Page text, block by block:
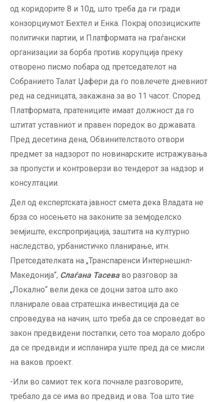
од коридорите 8 и 10д, што треба да ги гради
конзорциумот Бехтел и Енка. Покрај опозициските
политички партии, и Платформата на граѓански
организации за борба против корупција преку
отворено писмо побара од претседателот на
Собранието Талат Џафери да го повлечете дневниот
ред на седницата, закажана за во 11 часот. Според
Платформата, пратениците имаат должност да го
штитат уставниот и правен поредок во државата.
Пред десетина дена, Обвинителството отвори
предмет за надзорот по новинарските истражувања
за пропусти и контроверзи во тендерот за надзор и
консултации.
Дел од експертската јавност смета дека Владата не
брза со носењето на законите за земјоделско
земјиште, експропријација, заштита на културно
наследство, урбанистичко планирање, итн.
Претседателката на „Транспаренси Интернешнл-
Македонија“, Слаѓана Тасеваво разговор за
„Локално“ вели дека се доцни затоа што ако
планирале оваа стратешка инвестиција да се
спроведува на начин, што треба да се спроведат во
закон предвидени постапки, сето тоа морало добро
да се предвиди и испланира уште пред да се мисли
на ваков проект.
-Или во самиот тек кога почнале разговорите,
требало да се има во предвид и ова. Тоа што тие